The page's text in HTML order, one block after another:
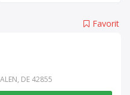
Favorit
DE 42855